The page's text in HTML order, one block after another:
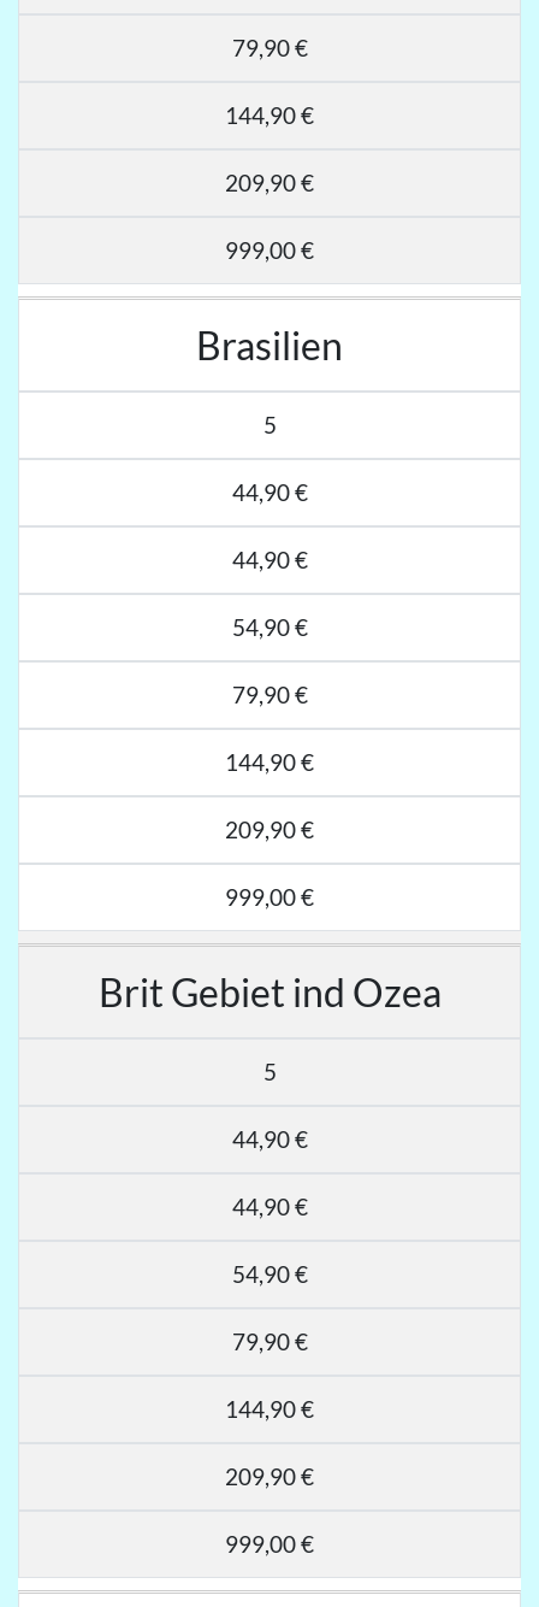
79,90 €
144,90 €
209,90 €
999,00 €
Brasilien
5
44,90 €
44,90 €
54,90 €
79,90 €
144,90 €
209,90 €
999,00 €
Brit Gebiet ind Ozea
5
44,90 €
44,90 €
54,90 €
79,90 €
144,90 €
209,90 €
999,00 €